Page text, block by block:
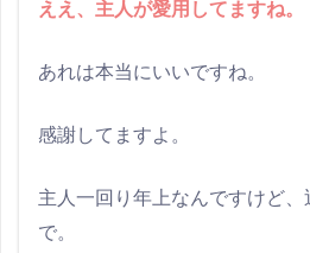
ええ、主人が愛用してますね。
あれは本当にいいですね。
感謝してますよ。
主人一回り年上なんですけど
で。